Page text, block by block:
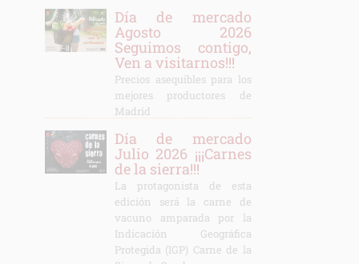
Día de mercado
Agosto 2026
Seguimos contigo,
Ven a visitarnos!!!
Precios asequibles para los
mejores productores de
Madrid
Día de mercado
Julio 2026 ¡¡¡Carnes
de la sierra!!!
La protagonista de esta
edición será la carne de
vacuno amparada por la
Indicación Geográfica
Protegida (IGP) Carne de la